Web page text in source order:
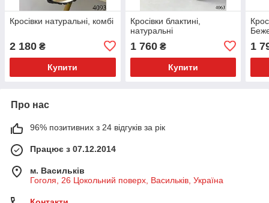
Кросівки натуральні, комбі
2 180 ₴
Купити
Кросівки блактині,
натуральні
1 760₴
Купити
1
Про нас
96% позитивних з 24 відгуків за рік
Працює з 07.12.2014
м. Васильків
Гоголя, 26 Цокольний поверх, Васильків, Україна